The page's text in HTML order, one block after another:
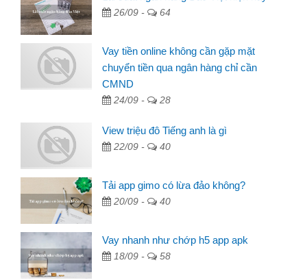
26/09 - 64
Vay tiền online không cần gặp mặt
chuyển tiền qua ngân hàng chỉ cần
CMND
24/09 - 28
View triệu đô Tiếng anh là gì
22/09 - 40
Tải app gimo có lừa đảo không?
20/09 - 40
Vay nhanh như chớp h5 app apk
18/09 - 58